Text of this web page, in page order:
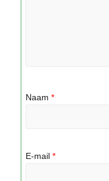
Naam *
E-mail *